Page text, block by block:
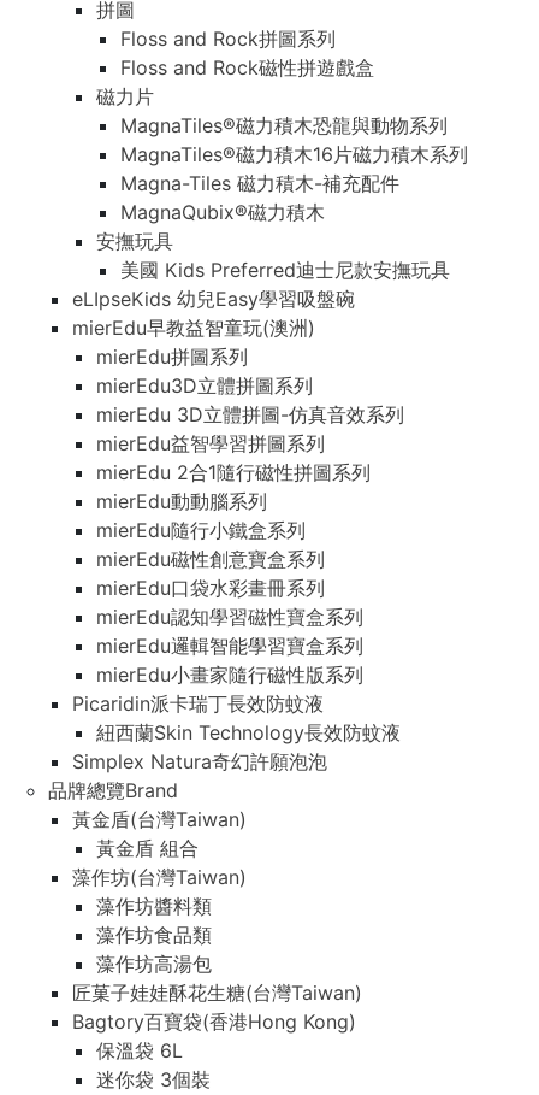
拼圖
Floss and Rock拼圖系列
Floss and Rock磁性拼遊戲盒
磁力片
MagnaTiles®磁力積木恐龍與動物系列
MagnaTiles®磁力積木16片磁力積木系列
Magna-Tiles 磁力積木-補充配件
MagnaQubix®磁力積木
安撫玩具
美國 Kids Preferred迪士尼款安撫玩具
eLIpseKids 幼兒Easy學習吸盤碗
mierEdu早教益智童玩(澳洲)
mierEdu拼圖系列
mierEdu3D立體拼圖系列
mierEdu 3D立體拼圖-仿真音效系列
mierEdu益智學習拼圖系列
mierEdu 2合1隨行磁性拼圖系列
mierEdu動動腦系列
mierEdu隨行小鐵盒系列
mierEdu磁性創意寶盒系列
mierEdu口袋水彩畫冊系列
mierEdu認知學習磁性寶盒系列
mierEdu邏輯智能學習寶盒系列
mierEdu小畫家隨行磁性版系列
Picaridin派卡瑞丁長效防蚊液
紐西蘭Skin Technology長效防蚊液
Simplex Natura奇幻許願泡泡
品牌總覽Brand
黃金盾(台灣Taiwan)
黃金盾 組合
藻作坊(台灣Taiwan)
藻作坊醬料類
藻作坊食品類
藻作坊高湯包
匠菓子娃娃酥花生糖(台灣Taiwan)
Bagtory百寶袋(香港Hong Kong)
保溫袋 6L
迷你袋 3個裝